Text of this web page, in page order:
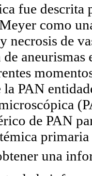
fue descrita
como
necrosis de
aneurismas
la PAN
de PAN
una